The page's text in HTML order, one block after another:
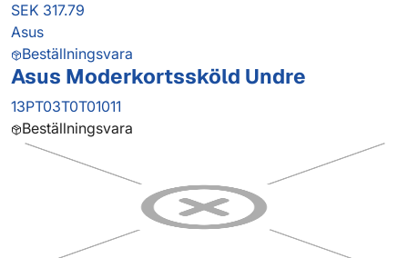
SEK 317.79
Asus
Beställningsvara
Asus Moderkortssköld Undre
13PT03T0T01011
Beställningsvara